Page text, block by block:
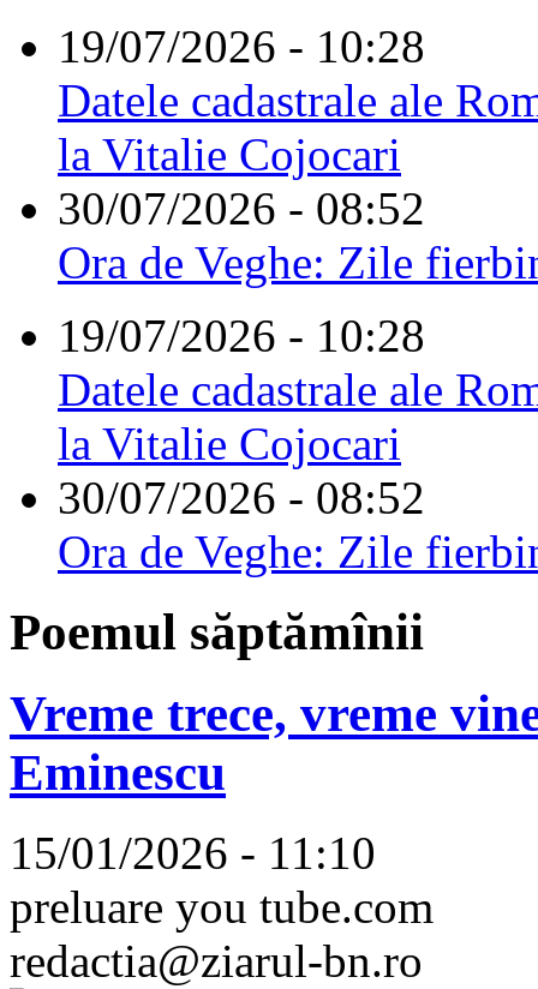
19/07/2026 - 10:28
Datele cadastrale ale
la Vitalie Cojocari
30/07/2026 - 08:52
Ora de Veghe: Zile
19/07/2026 - 10:28
Datele cadastrale ale
la Vitalie Cojocari
30/07/2026 - 08:52
Ora de Veghe: Zile
Poemul săptămînii
Vreme trece, vreme
Eminescu
15/01/2026 - 11:10
preluare you tube.com
redactia@ziarul-bn.ro